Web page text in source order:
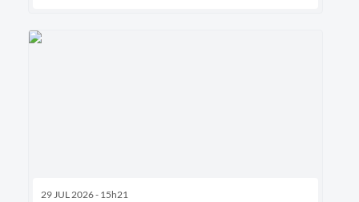
29 JUL 2026 - 15h21